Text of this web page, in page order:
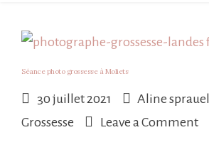
Séance photo grossesse à Moliets
30 juillet 2021
Aline sprauel
Grossesse
Leave a Commenton